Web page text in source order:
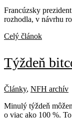
Francúzsky
rozhodla, v návrhu
Celý článok
Týždeň
Články, NFH archív
Minulý týždeň
o viac ako 100 %.